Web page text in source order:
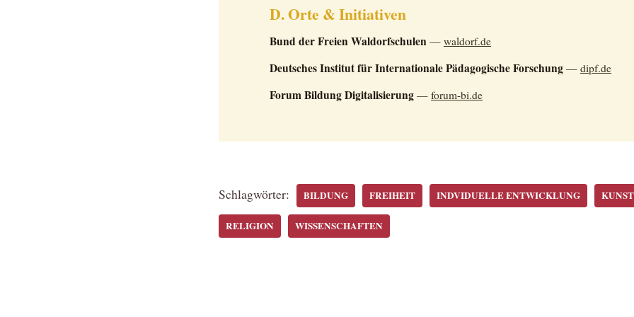
D. Orte & Initiativen
Bund der Freien Waldorfschulen — waldorf.de
Deutsches Institut für Internationale Pädagogische Forschung — dipf.de
Forum Bildung Digitalisierung — forum-bi.de
Schlagwörter: BILDUNG FREIHEIT INDVIDUELLE ENTWICKLUNG KUNST
RELIGION WISSENSCHAFTEN